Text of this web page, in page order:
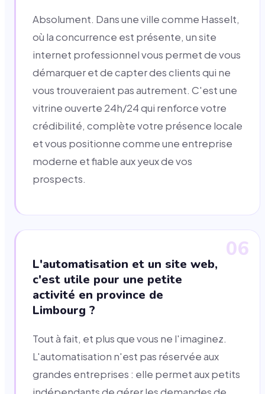
Absolument. Dans une ville comme Hasselt,
où la concurrence est présente, un site
internet professionnel vous permet de vous
démarquer et de capter des clients qui ne
vous trouveraient pas autrement. C'est une
vitrine ouverte 24h/24 qui renforce votre
crédibilité, complète votre présence locale
et vous positionne comme une entreprise
moderne et fiable aux yeux de vos
prospects.
06
L'automatisation et un site web,
c'est utile pour une petite
activité en province de
Limbourg ?
Tout à fait, et plus que vous ne l'imaginez.
L'automatisation n'est pas réservée aux
grandes entreprises : elle permet aux petits